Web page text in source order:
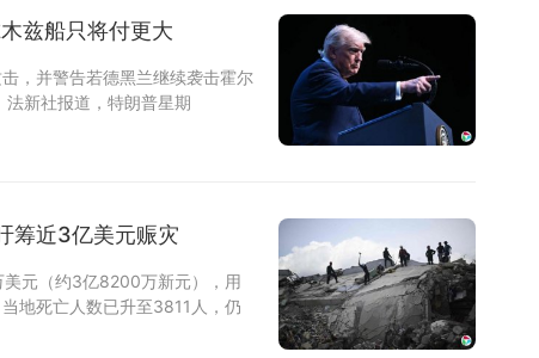
兹船只将付更大
，并警告若德黑兰继续袭击霍尔
新社报道，特朗普星期
筹近3亿美元赈灾
元（约3亿8200万新元），用
地死亡人数已升至3811人，仍